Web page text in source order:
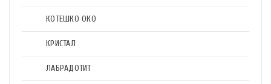
КОТЕШКО ОКО
КРИСТАЛ
ЛАБРАДОТИТ